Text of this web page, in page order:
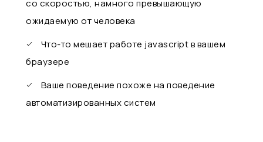
со скоростью, намного превышающую
ожидаемую от человека
Что-то мешает работе javascript в вашем
браузере
Ваше поведение похоже на поведение
автоматизированных систем